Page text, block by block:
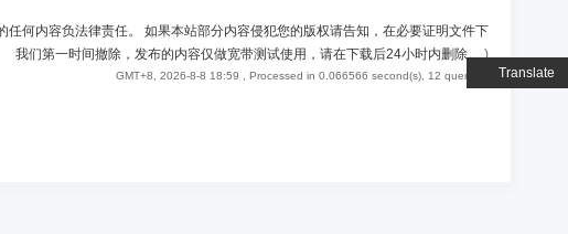
Translate
何内容负法律责任。 如果本站部分内容侵犯您的版权请告知，在必要证明文件下
我们第一时间撤除，发布的内容仅做宽带测试使用，请在下载后24小时内删除。)
GMT+8, 2026-8-8 18:59 , Processed in 0.066566 second(s), 12 queries .